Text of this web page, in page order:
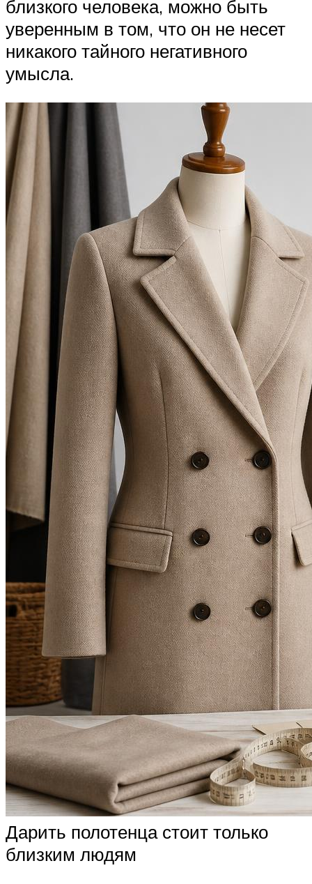
близкого человека, можно быть
уверенным в том, что он не несет
никакого тайного негативного
умысла.
Дарить полотенца стоит только
близким людям